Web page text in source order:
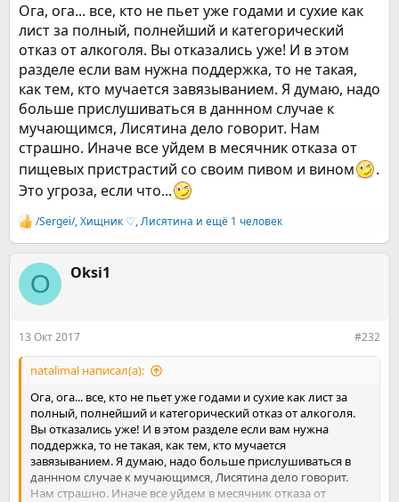
Ога, ога... все, кто не пьет уже годами и сухие как
лист за полный, полнейший и категорический
отказ от алкоголя. Вы отказались уже! И в этом
разделе если вам нужна поддержка, то не такая,
как тем, кто мучается завязыванием. Я думаю, надо
больше прислушиваться в даннном случае к
мучающимся, Лисятина дело говорит. Нам
страшно. Иначе все уйдем в месячник отказа от
пищевых пристрастий со своим пивом и вином
.
Это угроза, если что...
Р
е
к
ц
и
/Sergei/,Хищник ♡,Лисятина и ещё 1 человек
O Oksi1
13 Окт 2017 #232
natalimal написал(а):
Ога, ога... все, кто не пьет уже годами и сухие как лист за
полный, полнейший и категорический отказ от алкоголя.
Вы отказались уже! И в этом разделе если вам нужна
поддержка, то не такая, как тем, кто мучается
завязыванием. Я думаю, надо больше прислушиваться в
даннном случае к мучающимся, Лисятина дело говорит.
Нам страшно. Иначе все уйдем в месячник отказа от